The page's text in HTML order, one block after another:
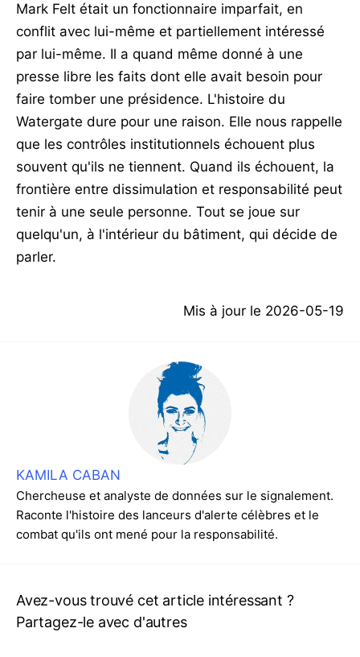
Mark Felt était un fonctionnaire imparfait, en
conflit avec lui-même et partiellement intéressé
par lui-même. Il a quand même donné à une
presse libre les faits dont elle avait besoin pour
faire tomber une présidence. L'histoire du
Watergate dure pour une raison. Elle nous rappelle
que les contrôles institutionnels échouent plus
souvent qu'ils ne tiennent. Quand ils échouent, la
frontière entre dissimulation et responsabilité peut
tenir à une seule personne. Tout se joue sur
quelqu'un, à l'intérieur du bâtiment, qui décide de
parler.
Mis à jour le 2026-05-19
KAMILA CABAN
Chercheuse et analyste de données sur le signalement.
Raconte l'histoire des lanceurs d'alerte célèbres et le
combat qu'ils ont mené pour la responsabilité.
Avez-vous trouvé cet article intéressant ?
Partagez-le avec d'autres